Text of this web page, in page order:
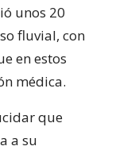
unos 20
fluvial, con
en estos
médica.
que
a su